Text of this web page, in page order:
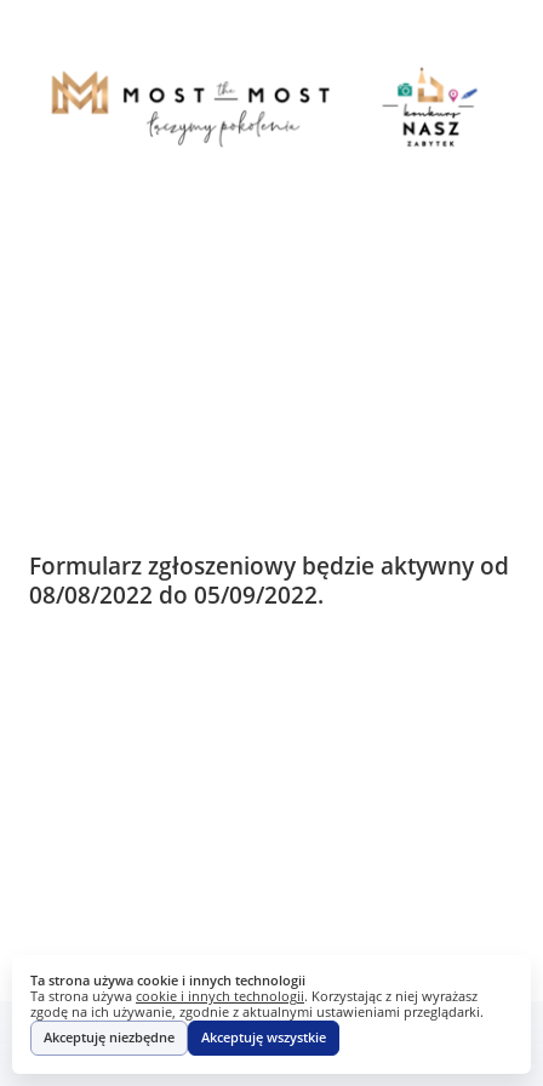
Ta strona używa cookie i innych technologii
Ta strona używa cookie i innych technologii. Korzystając z niej wyrażasz
zgodę na ich używanie, zgodnie z aktualnymi ustawieniami przeglądarki.
Akceptuję niezbędne
Akceptuję wszystkie
Formularz zgłoszeniowy będzie aktywny od
08/08/2022 do 05/09/2022.
Stworzone naWebankieta